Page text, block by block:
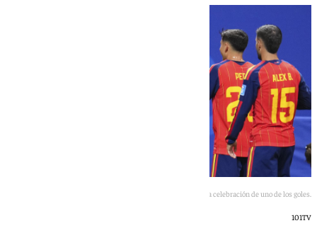
La celebración de uno de los goles.
101TV